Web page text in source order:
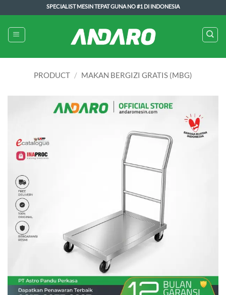
to
content
SPECIALIST MESIN TEPAT GUNA NO #1 DI INDONESIA
PRODUCT / MAKAN BERGIZI GRATIS (MBG)